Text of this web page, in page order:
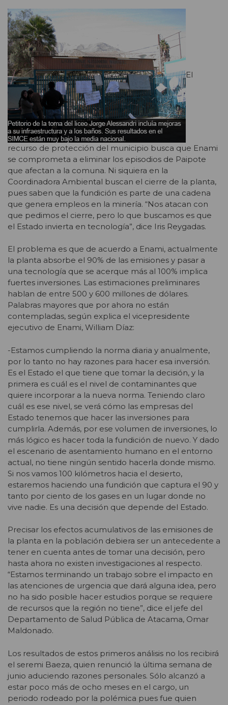
El
recurso de protección del municipio busca que Enami
se comprometa a eliminar los episodios de Paipote
que afectan a la comuna. Ni siquiera en la
Coordinadora Ambiental buscan el cierre de la planta,
pues saben que la fundición es parte de una cadena
que genera empleos en la minería. “Nos atacan con
que pedimos el cierre, pero lo que buscamos es que
el Estado invierta en tecnología”, dice Iris Reygadas.
El problema es que de acuerdo a Enami, actualmente
la planta absorbe el 90% de las emisiones y pasar a
una tecnología que se acerque más al 100% implica
fuertes inversiones. Las estimaciones preliminares
hablan de entre 500 y 600 millones de dólares.
Palabras mayores que por ahora no están
contempladas, según explica el vicepresidente
ejecutivo de Enami, William Díaz:
-Estamos cumpliendo la norma diaria y anualmente,
por lo tanto no hay razones para hacer esa inversión.
Es el Estado el que tiene que tomar la decisión, y la
primera es cuál es el nivel de contaminantes que
quiere incorporar a la nueva norma. Teniendo claro
cuál es ese nivel, se verá cómo las empresas del
Estado tenemos que hacer las inversiones para
cumplirla. Además, por ese volumen de inversiones, lo
más lógico es hacer toda la fundición de nuevo. Y dado
el escenario de asentamiento humano en el entorno
actual, no tiene ningún sentido hacerla donde mismo.
Si nos vamos 100 kilómetros hacia el desierto,
estaremos haciendo una fundición que captura el 90 y
tanto por ciento de los gases en un lugar donde no
vive nadie. Es una decisión que depende del Estado.
Precisar los efectos acumulativos de las emisiones de
la planta en la población debiera ser un antecedente a
tener en cuenta antes de tomar una decisión, pero
hasta ahora no existen investigaciones al respecto.
“Estamos terminando un trabajo sobre el impacto en
las atenciones de urgencia que dará alguna idea, pero
no ha sido posible hacer estudios porque se requiere
de recursos que la región no tiene”, dice el jefe del
Departamento de Salud Pública de Atacama, Omar
Maldonado.
Los resultados de estos primeros análisis no los recibirá
el seremi Baeza, quien renunció la última semana de
junio aduciendo razones personales. Sólo alcanzó a
estar poco más de ocho meses en el cargo, un
periodo rodeado por la polémica pues fue quien